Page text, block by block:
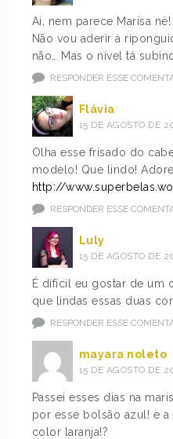
Ai, nem parece Marisa né!
Não vou aderir à
não… Mas o nível tá
RESPONDER ESSE
Flávia
15 DE AGOSTO DE
Olha esse frisado do
modelo! Que lindo!
http://
RESPONDER ESSE
Luly
15 DE AGOSTO DE
É difícil eu gostar de um
que lindas essas duas
RESPONDER ESSE
mayara noleto
15 DE AGOSTO DE
Passei esses dias na
por esse bolsão azul! e a
color laranja!?